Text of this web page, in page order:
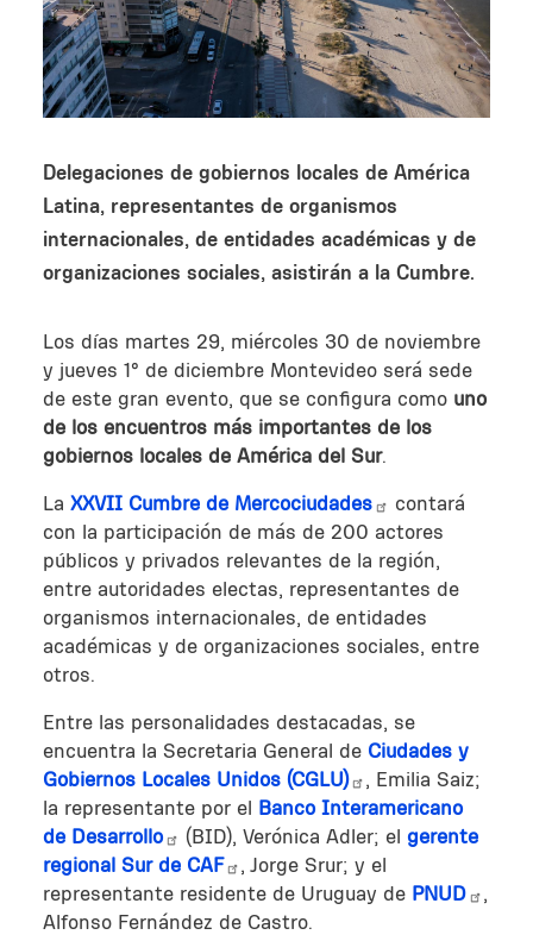
Delegaciones de gobiernos locales de América
Latina, representantes de organismos
internacionales, de entidades académicas y de
organizaciones sociales, asistirán a la Cumbre.
Los días martes 29, miércoles 30 de noviembre
y jueves 1° de diciembre Montevideo será sede
de este gran evento, que se configura como uno
de los encuentros más importantes de los
gobiernos locales de América del Sur.
La XXVII Cumbre de Mercociudades
contará
con la participación de más de 200 actores
públicos y privados relevantes de la región,
entre autoridades electas, representantes de
organismos internacionales, de entidades
académicas y de organizaciones sociales, entre
otros.
Entre las personalidades destacadas, se
encuentra la Secretaria General de Ciudades y
Gobiernos Locales Unidos (CGLU)
, Emilia Saiz;
la representante por el Banco Interamericano
de Desarrollo
(BID), Verónica Adler; el gerente
regional Sur de CAF
, Jorge Srur; y el
representante residente de Uruguay de PNUD
,
Alfonso Fernández de Castro.